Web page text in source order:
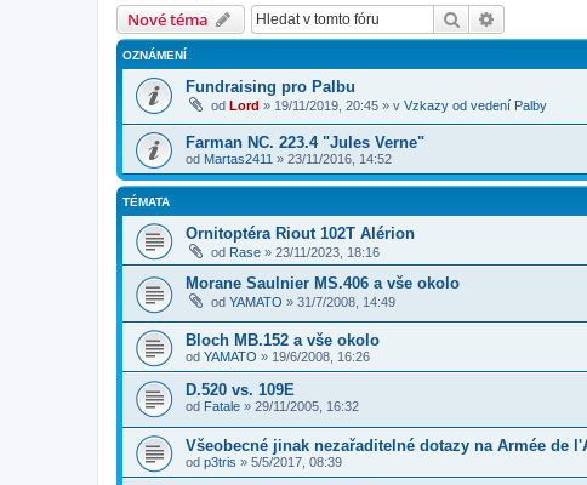
Nové téma Hledat
OZNÁMENÍ
Fundraising pro Palbu
od Lord » 19/11/2019, 20:45 » v Vzkazy od vedení Palby
Farman NC. 223.4 "Jules Verne"
od Martas2411 » 23/11/2016, 14:52
TÉMATA
Ornitoptéra Riout 102T Alérion
od Rase » 23/11/2023, 18:16
Morane Saulnier MS.406 a vše okolo
od YAMATO » 31/7/2008, 14:49
Bloch MB.152 a vše okolo
od YAMATO » 19/6/2008, 16:26
D.520 vs. 109E
od Fatale » 29/11/2005, 16:32
Všeobecné jinak nezařaditelné dotazy na Armée de
od p3tris » 5/5/2017, 08:39